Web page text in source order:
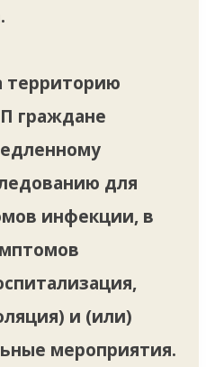
территорию
граждане
для
инфекции, в
и (или)
мероприятия.